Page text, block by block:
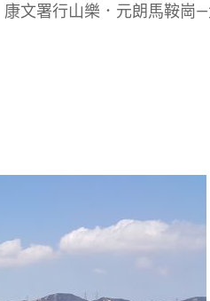
康文署行山樂．元朗馬鞍崗